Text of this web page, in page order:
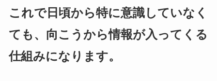
これで日頃から特に意識していなく
ても、向こうから情報が入ってくる
仕組みになります。